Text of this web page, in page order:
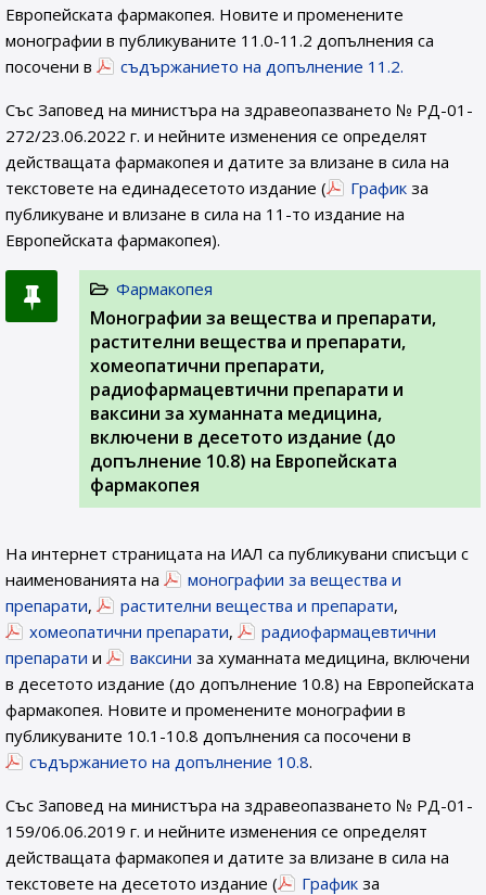
Европейската фармакопея. Новите и променените
монографии в публикуваните 11.0-11.2 допълнения са
посочени в
съдържанието на допълнение 11.2.
Със Заповед на министъра на здравеопазването № РД-01-
272/23.06.2022 г. и нейните изменения се определят
действащата фармакопея и датите за влизане в сила на
текстовете на единадесетото издание (
График за
публикуване и влизане в сила на 11-то издание на
Европейската фармакопея).
Фармакопея
Монографии за вещества и препарати,
растителни вещества и препарати,
хомеопатични препарати,
радиофармацевтични препарати и
ваксини за хуманната медицина,
включени в десетото издание (до
допълнение 10.8) на Европейската
фармакопея
На интернет страницата на ИАЛ са публикувани списъци с
наименованията на
монографии за вещества и
препарати, растителни вещества и препарати,
хомеопатични препарати,
радиофармацевтични
препарати и ваксини за хуманната медицина, включени
в десетото издание (до допълнение 10.8) на Европейската
фармакопея. Новите и променените монографии в
публикуваните 10.1-10.8 допълнения са посочени в
съдържанието на допълнение 10.8.
Със Заповед на министъра на здравеопазването № РД-01-
159/06.06.2019 г. и нейните изменения се определят
действащата фармакопея и датите за влизане в сила на
текстовете на десетото издание (
График за